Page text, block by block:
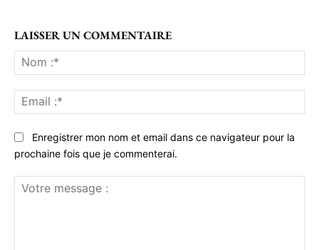
LAISSER UN COMMENTAIRE
:*
:*
Enregistrer mon nom et email dans ce navigateur pour la
prochaine fois que je commenterai.